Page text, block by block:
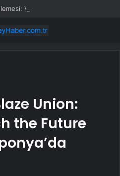
Union:
the Future